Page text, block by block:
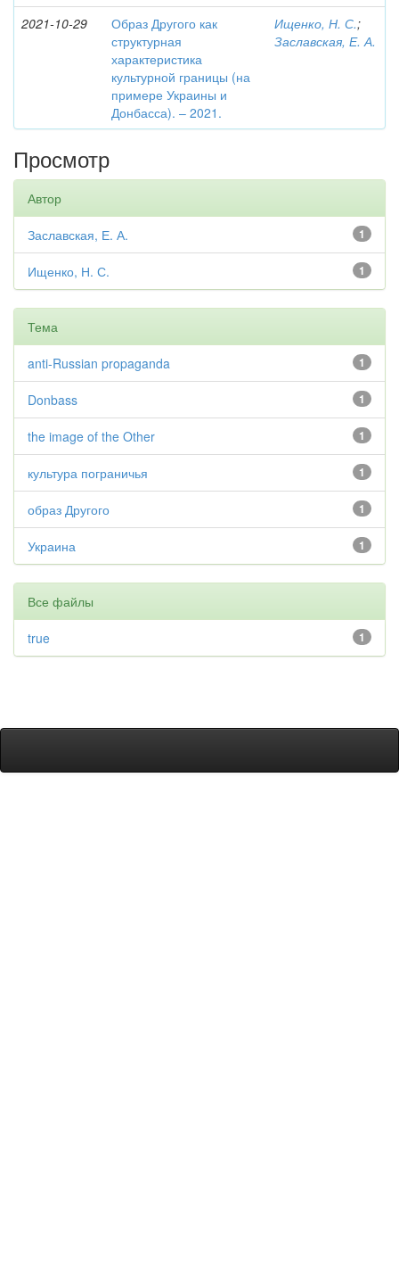
2021-10-29
Образ Другого как
структурная
характеристика
культурной границы (на
примере Украины и
Донбасса). – 2021.
Ищенко, Н. С.;
Заславская, Е. А.
Просмотр
Автор
1
Заславская, Е. А.
1
Ищенко, Н. С.
Тема
1
anti-Russian propaganda
1
Donbass
1
the image of the Other
1
культура пограничья
1
образ Другого
1
Украина
Все файлы
1
true